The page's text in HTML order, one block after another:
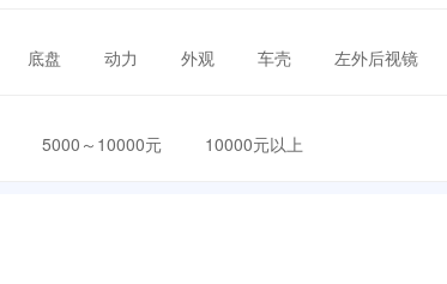
底盘 动力 外观 车壳 左外后视镜
5000～10000元 10000元以上